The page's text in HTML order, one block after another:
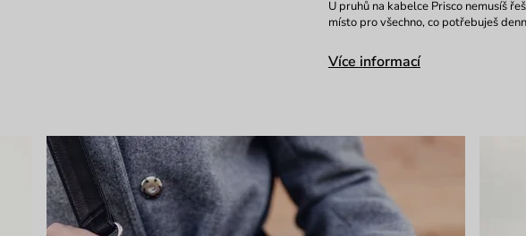
U pruhů na kabelce Prisco nemusíš
místo pro všechno, co potřebuješ
Více informací